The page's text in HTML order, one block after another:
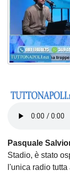
Pasquale
Stadio, è stato
l'unica radio